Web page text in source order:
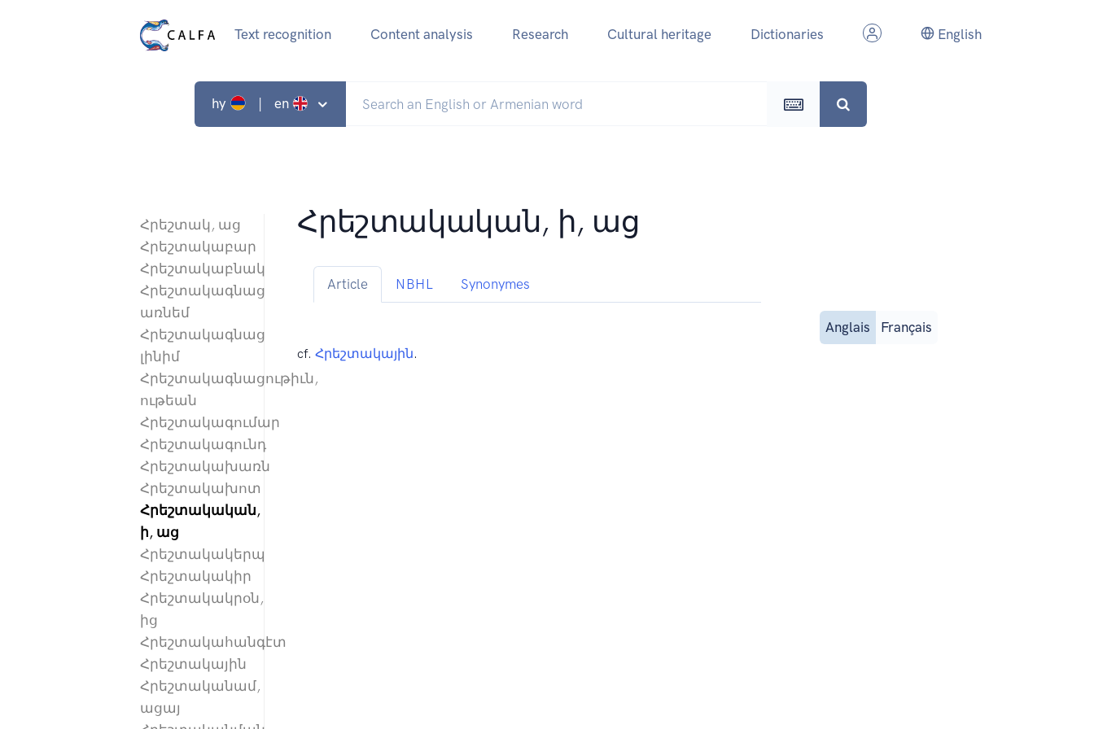
Text recognition Content analysis Research Cultural heritage Dictionaries English
hy | en
Հրեշտակ, աց
Հրեշտակաբար
Հրեշտակաբնակ
Հրեշտակագնաց
առնեմ
Հրեշտակագնաց
լինիմ
Հրեշտակագնացութիւն,
ութեան
Հրեշտակագումար
Հրեշտակագունդ
Հրեշտակախառն
Հրեշտակախոտ
Հրեշտակական,
ի, աց
Հրեշտակակերպ
Հրեշտակակիր
Հրեշտակակրօն,
ից
Հրեշտակահանգէտ
Հրեշտակային
Հրեշտականամ,
ացայ
Հրեշտակական, ի, աց
Article NBHL Synonymes
Anglais Français
cf.Հրեշտակային.